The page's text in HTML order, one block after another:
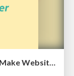
Let's Do A Bunch of Simple Stuff to Make Websites Faster